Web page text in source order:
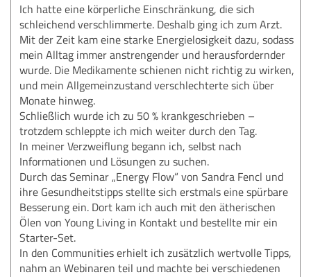
Ich hatte eine körperliche Einschränkung, die sich
schleichend verschlimmerte. Deshalb ging ich zum Arzt.
Mit der Zeit kam eine starke Energielosigkeit dazu, sodass
mein Alltag immer anstrengender und herausfordernder
wurde. Die Medikamente schienen nicht richtig zu wirken,
und mein Allgemeinzustand verschlechterte sich über
Monate hinweg.
Schließlich wurde ich zu 50 % krankgeschrieben –
trotzdem schleppte ich mich weiter durch den Tag.
In meiner Verzweiflung begann ich, selbst nach
Informationen und Lösungen zu suchen.
Durch das Seminar „Energy Flow“ von Sandra Fencl und
ihre Gesundheitstipps stellte sich erstmals eine spürbare
Besserung ein. Dort kam ich auch mit den ätherischen
Ölen von Young Living in Kontakt und bestellte mir ein
Starter-Set.
In den Communities erhielt ich zusätzlich wertvolle Tipps,
nahm an Webinaren teil und machte bei verschiedenen